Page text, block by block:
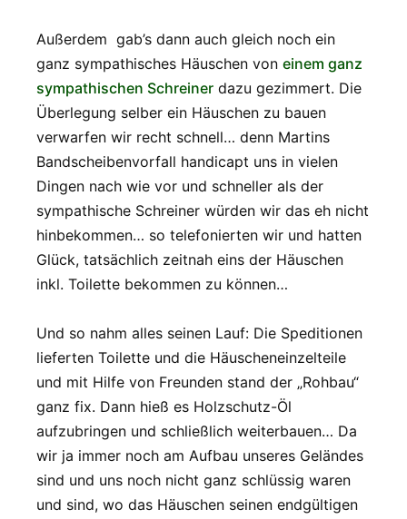
Außerdem gab’s dann auch gleich noch ein
ganz sympathisches Häuschen von einem ganz
sympathischen Schreiner dazu gezimmert. Die
Überlegung selber ein Häuschen zu bauen
verwarfen wir recht schnell… denn Martins
Bandscheibenvorfall handicapt uns in vielen
Dingen nach wie vor und schneller als der
sympathische Schreiner würden wir das eh nicht
hinbekommen… so telefonierten wir und hatten
Glück, tatsächlich zeitnah eins der Häuschen
inkl. Toilette bekommen zu können…
Und so nahm alles seinen Lauf: Die Speditionen
lieferten Toilette und die Häuscheneinzelteile
und mit Hilfe von Freunden stand der „Rohbau“
ganz fix. Dann hieß es Holzschutz-Öl
aufzubringen und schließlich weiterbauen… Da
wir ja immer noch am Aufbau unseres Geländes
sind und uns noch nicht ganz schlüssig waren
und sind, wo das Häuschen seinen endgültigen